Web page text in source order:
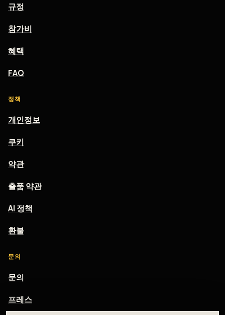
규정
참가비
혜택
FAQ
정책
개인정보
쿠키
약관
출품 약관
AI 정책
환불
문의
문의
프레스